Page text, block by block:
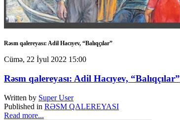
Rəsm qalereyası: Adil Hacıyev, “Balıqçılar”
Cümə, 22 İyul 2022 15:00
Rəsm qalereyası: Adil Hacıyev, “Balıqçılar”
Written by Super User
Published in RƏSM QALEREYASI
Read more...